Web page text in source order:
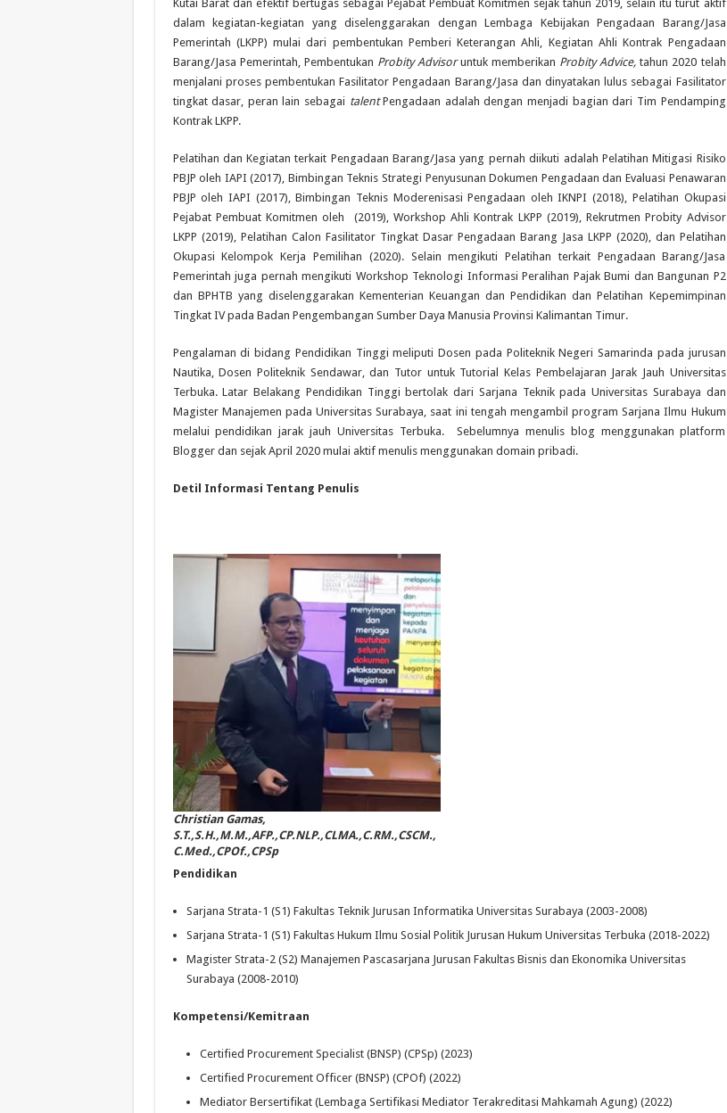
Kutai Barat dan efektif bertugas sebagai Pejabat Pembuat Komitmen sejak tahun 2019, selain itu turut aktif
dalam kegiatan-kegiatan yang diselenggarakan dengan Lembaga Kebijakan Pengadaan Barang/Jasa
Pemerintah (LKPP) mulai dari pembentukan Pemberi Keterangan Ahli, Kegiatan Ahli Kontrak Pengadaan
Barang/Jasa Pemerintah, Pembentukan Probity Advisoruntuk memberikan Probity Advice,tahun 2020 telah
menjalani proses pembentukan Fasilitator Pengadaan Barang/Jasa dan dinyatakan lulus sebagai Fasilitator
tingkat dasar, peran lain sebagai talentPengadaan adalah dengan menjadi bagian dari Tim Pendamping
Kontrak LKPP.
Pelatihan dan Kegiatan terkait Pengadaan Barang/Jasa yang pernah diikuti adalah Pelatihan Mitigasi Risiko
PBJP oleh IAPI (2017), Bimbingan Teknis Strategi Penyusunan Dokumen Pengadaan dan Evaluasi Penawaran
PBJP oleh IAPI (2017), Bimbingan Teknis Moderenisasi Pengadaan oleh IKNPI (2018), Pelatihan Okupasi
Pejabat Pembuat Komitmen oleh (2019), Workshop Ahli Kontrak LKPP (2019), Rekrutmen Probity Advisor
LKPP (2019), Pelatihan Calon Fasilitator Tingkat Dasar Pengadaan Barang Jasa LKPP (2020), dan Pelatihan
Okupasi Kelompok Kerja Pemilihan (2020). Selain mengikuti Pelatihan terkait Pengadaan Barang/Jasa
Pemerintah juga pernah mengikuti Workshop Teknologi Informasi Peralihan Pajak Bumi dan Bangunan P2
dan BPHTB yang diselenggarakan Kementerian Keuangan dan Pendidikan dan Pelatihan Kepemimpinan
Tingkat IV pada Badan Pengembangan Sumber Daya Manusia Provinsi Kalimantan Timur.
Pengalaman di bidang Pendidikan Tinggi meliputi Dosen pada Politeknik Negeri Samarinda pada jurusan
Nautika, Dosen Politeknik Sendawar, dan Tutor untuk Tutorial Kelas Pembelajaran Jarak Jauh Universitas
Terbuka. Latar Belakang Pendidikan Tinggi bertolak dari Sarjana Teknik pada Universitas Surabaya dan
Magister Manajemen pada Universitas Surabaya, saat ini tengah mengambil program Sarjana Ilmu Hukum
melalui pendidikan jarak jauh Universitas Terbuka. Sebelumnya menulis blog menggunakan platform
Blogger dan sejak April 2020 mulai aktif menulis menggunakan domain pribadi.
Detil Informasi Tentang Penulis
Christian Gamas,
S.T.,S.H.,M.M.,AFP.,CP.NLP.,CLMA.,C.RM.,CSCM.,
C.Med.,CPOf.,CPSp
Pendidikan
Sarjana Strata-1 (S1) Fakultas Teknik Jurusan Informatika Universitas Surabaya (2003-2008)
Sarjana Strata-1 (S1) Fakultas Hukum Ilmu Sosial Politik Jurusan Hukum Universitas Terbuka (2018-2022)
Magister Strata-2 (S2) Manajemen Pascasarjana Jurusan Fakultas Bisnis dan Ekonomika Universitas
Surabaya (2008-2010)
Kompetensi/Kemitraan
Certified Procurement Specialist (BNSP) (CPSp) (2023)
Certified Procurement Officer (BNSP) (CPOf) (2022)
Mediator Bersertifikat (Lembaga Sertifikasi Mediator Terakreditasi Mahkamah Agung) (2022)